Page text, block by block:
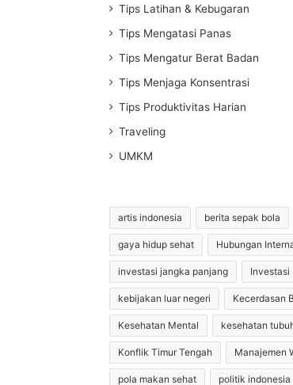
Tips Latihan & Kebugaran
Tips Mengatasi Panas
Tips Mengatur Berat Badan
Tips Menjaga Konsentrasi
Tips Produktivitas Harian
Traveling
UMKM
artis indonesia berita sepak bola
gaya hidup sehat Hubungan
investasi jangka panjang Investasi
kebijakan luar negeri Kecerdasan
Kesehatan Mental kesehatan
Konflik Timur Tengah Manajemen
pola makan sehat politik indonesia